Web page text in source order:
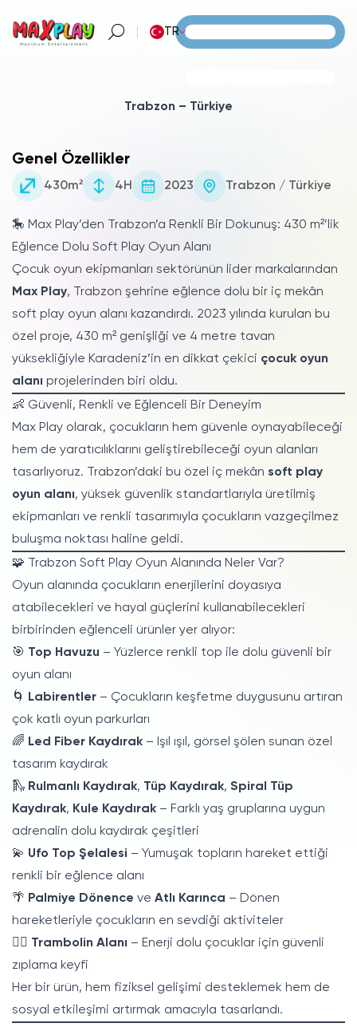
TR
Trabzon – Türkiye
Genel Özellikler
430m² 4H 2023 Trabzon / Türkiye
🎠 Max Play’den Trabzon’a Renkli Bir Dokunuş: 430 m²’lik
Eğlence Dolu Soft Play Oyun Alanı
Çocuk oyun ekipmanları sektörünün lider markalarından
Max Play, Trabzon şehrine eğlence dolu bir iç mekân
soft play oyun alanı kazandırdı. 2023 yılında kurulan bu
özel proje, 430 m² genişliği ve 4 metre tavan
yüksekliğiyle Karadeniz’in en dikkat çekici çocuk oyun
alanı projelerinden biri oldu.
👶 Güvenli, Renkli ve Eğlenceli Bir Deneyim
Max Play olarak, çocukların hem güvenle oynayabileceği
hem de yaratıcılıklarını geliştirebileceği oyun alanları
tasarlıyoruz. Trabzon’daki bu özel iç mekân soft play
oyun alanı, yüksek güvenlik standartlarıyla üretilmiş
ekipmanları ve renkli tasarımıyla çocukların vazgeçilmez
buluşma noktası haline geldi.
🧩 Trabzon Soft Play Oyun Alanında Neler Var?
Oyun alanında çocukların enerjilerini doyasıya
atabilecekleri ve hayal güçlerini kullanabilecekleri
birbirinden eğlenceli ürünler yer alıyor:
🎯 Top Havuzu – Yüzlerce renkli top ile dolu güvenli bir
oyun alanı
🌀
Labirentler – Çocukların keşfetme duygusunu artıran
çok katlı oyun parkurları
🌈 Led Fiber Kaydırak – Işıl ışıl, görsel şölen sunan özel
tasarım kaydırak
🛝 Rulmanlı Kaydırak, Tüp Kaydırak, Spiral Tüp
Kaydırak, Kule Kaydırak – Farklı yaş gruplarına uygun
adrenalin dolu kaydırak çeşitleri
💫 Ufo Top Şelalesi – Yumuşak topların hareket ettiği
renkli bir eğlence alanı
🌴 Palmiye Dönence ve Atlı Karınca – Dönen
hareketleriyle çocukların en sevdiği aktiviteler
🤸‍♂️ Trambolin Alanı – Enerji dolu çocuklar için güvenli
zıplama keyfi
Her bir ürün, hem fiziksel gelişimi desteklemek hem de
sosyal etkileşimi artırmak amacıyla tasarlandı.